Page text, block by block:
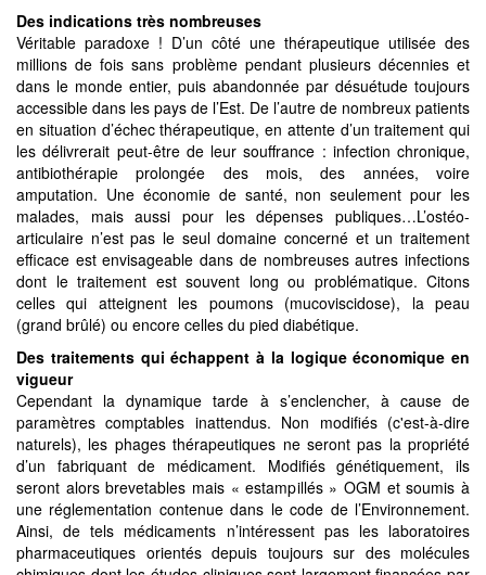
Des indications très nombreuses
Véritable paradoxe ! D’un côté une thérapeutique utilisée des
millions de fois sans problème pendant plusieurs décennies et
dans le monde entier, puis abandonnée par désuétude toujours
accessible dans les pays de l’Est. De l’autre de nombreux patients
en situation d’échec thérapeutique, en attente d’un traitement qui
les délivrerait peut-être de leur souffrance : infection chronique,
antibiothérapie prolongée des mois, des années, voire
amputation. Une économie de santé, non seulement pour les
malades, mais aussi pour les dépenses publiques…L’ostéo-
articulaire n’est pas le seul domaine concerné et un traitement
efficace est envisageable dans de nombreuses autres infections
dont le traitement est souvent long ou problématique. Citons
celles qui atteignent les poumons (mucoviscidose), la peau
(grand brûlé) ou encore celles du pied diabétique.
Des traitements qui échappent à la logique économique en
vigueur
Cependant la dynamique tarde à s’enclencher, à cause de
paramètres comptables inattendus. Non modifiés (c'est-à-dire
naturels), les phages thérapeutiques ne seront pas la propriété
d’un fabriquant de médicament. Modifiés génétiquement, ils
seront alors brevetables mais « estampillés » OGM et soumis à
une réglementation contenue dans le code de l’Environnement.
Ainsi, de tels médicaments n’intéressent pas les laboratoires
pharmaceutiques orientés depuis toujours sur des molécules